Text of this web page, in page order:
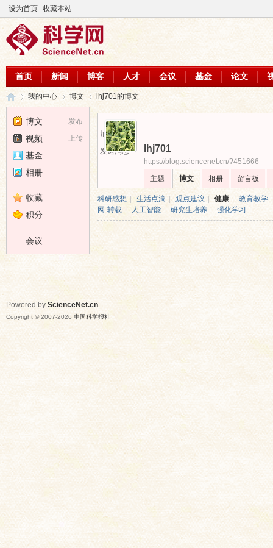
设为首页 收藏本站
首页 新闻 博客 人才 会议 基金 论文
›
我的中心 博文 lhj701的博文
加为好友
发送消息
lhj701
https://blog.sciencenet.cn/?451666
主题
博文 相册 留言板
科研感想 生活点滴 观点建议 健康 | 教育教学
网-转载
人工智能 研究生培养 强化学习
发布
博文
上传
视频
基金
相册
收藏
积分
会议
Powered by ScienceNet.cn
Copyright © 2007-2026 中国科学报社